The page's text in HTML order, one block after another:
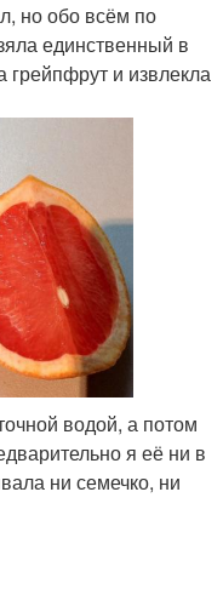
но обо всём по
единственный в
грейпфрут и извлекла
водой, а потом
я её ни в
ни семечко, ни